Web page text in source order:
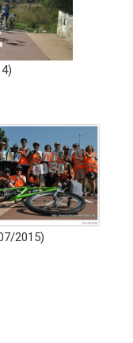
2014)
2015)